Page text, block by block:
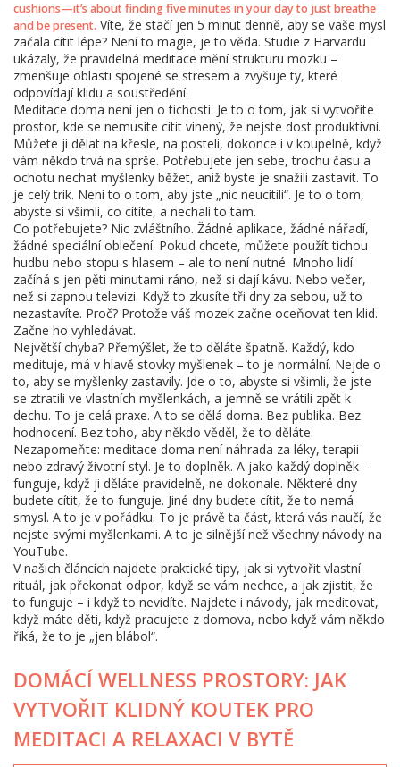
cushions—it’s about finding five minutes in your day to just breathe
and be present. Víte, že stačí jen 5 minut denně, aby se vaše mysl
začala cítit lépe? Není to magie, je to věda. Studie z Harvardu
ukázaly, že pravidelná meditace mění strukturu mozku –
zmenšuje oblasti spojené se stresem a zvyšuje ty, které
odpovídají klidu a soustředění.
Meditace doma není jen o tichosti. Je to o tom, jak si vytvoříte
prostor, kde se nemusíte cítit vinený, že nejste dost produktivní.
Můžete ji dělat na křesle, na posteli, dokonce i v koupelně, když
vám někdo trvá na sprše. Potřebujete jen sebe, trochu času a
ochotu nechat myšlenky běžet, aniž byste je snažili zastavit. To
je celý trik. Není to o tom, aby jste „nic neucítili“. Je to o tom,
abyste si všimli, co cítíte, a nechali to tam.
Co potřebujete? Nic zvláštního. Žádné aplikace, žádné nářadí,
žádné speciální oblečení. Pokud chcete, můžete použít tichou
hudbu nebo stopu s hlasem – ale to není nutné. Mnoho lidí
začíná s jen pěti minutami ráno, než si dají kávu. Nebo večer,
než si zapnou televizi. Když to zkusíte tři dny za sebou, už to
nezastavíte. Proč? Protože váš mozek začne oceňovat ten klid.
Začne ho vyhledávat.
Největší chyba? Přemýšlet, že to děláte špatně. Každý, kdo
medituje, má v hlavě stovky myšlenek – to je normální. Nejde o
to, aby se myšlenky zastavily. Jde o to, abyste si všimli, že jste
se ztratili ve vlastních myšlenkách, a jemně se vrátili zpět k
dechu. To je celá praxe. A to se dělá doma. Bez publika. Bez
hodnocení. Bez toho, aby někdo věděl, že to děláte.
Nezapomeňte: meditace doma není náhrada za léky, terapii
nebo zdravý životní styl. Je to doplněk. A jako každý doplněk –
funguje, když ji děláte pravidelně, ne dokonale. Některé dny
budete cítit, že to funguje. Jiné dny budete cítit, že to nemá
smysl. A to je v pořádku. To je právě ta část, která vás naučí, že
nejste svými myšlenkami. A to je silnější než všechny návody na
YouTube.
V našich článcích najdete praktické tipy, jak si vytvořit vlastní
rituál, jak překonat odpor, když se vám nechce, a jak zjistit, že
to funguje – i když to nevidíte. Najdete i návody, jak meditovat,
když máte děti, když pracujete z domova, nebo když vám někdo
říká, že to je „jen blábol“.
DOMÁCÍ WELLNESS PROSTORY: JAK
VYTVOŘIT KLIDNÝ KOUTEK PRO
MEDITACI A RELAXACI V BYTĚ